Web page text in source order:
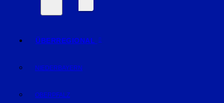
ÜBERREGIONAL
NIEDERBAYERN
OBERPFALZ